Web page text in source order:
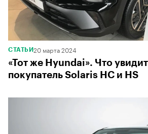
СТАТЬИ20 марта 2024
«Тот же Hyundai». Что
покупатель Solaris HC и HS